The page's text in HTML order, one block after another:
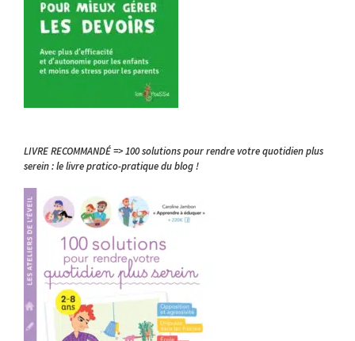
LIVRE RECOMMANDÉ => 100 solutions pour rendre votre quotidien plus
serein : le livre pratico-pratique du blog !